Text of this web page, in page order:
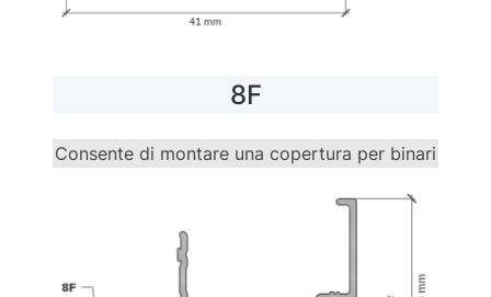
8F
Consente di montare una copertura per binari